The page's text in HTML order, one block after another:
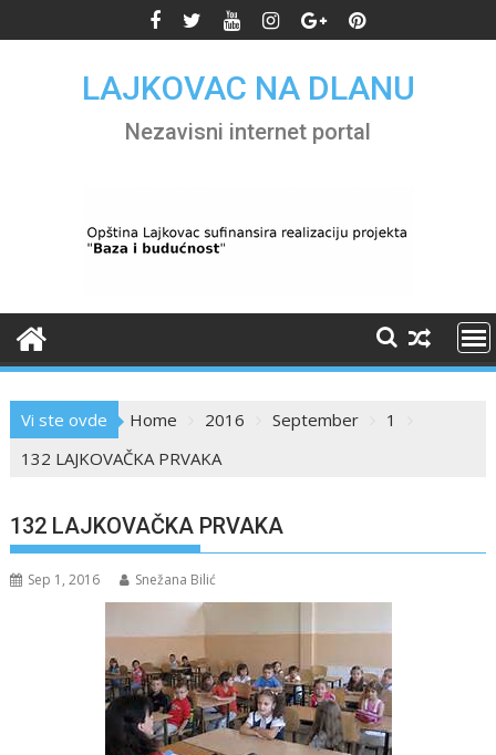
to
LAJKOVAC NA DLANU
Nezavisni internet portal
Vi ste ovde Home 2016 September
1
132 LAJKOVAČKA PRVAKA
132 LAJKOVAČKA PRVAKA
Sep 1, 2016 Snežana Bilić